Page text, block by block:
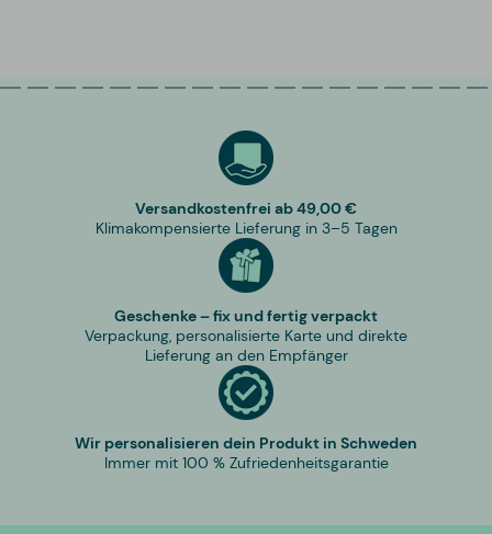
Versandkostenfrei ab 49,00 €
Klimakompensierte Lieferung in 3–5 Tagen
Geschenke – fix und fertig verpackt
Verpackung, personalisierte Karte und direkte
Lieferung an den Empfänger
Wir personalisieren dein Produkt in Schweden
Immer mit 100 % Zufriedenheitsgarantie